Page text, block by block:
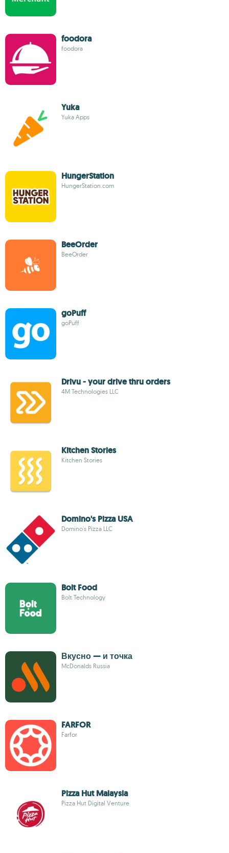
foodora
foodora
Yuka
Yuka Apps
HungerStation
HungerStation.com
BeeOrder
BeeOrder
goPuff
goPuff
Drivu - your drive thru orders
4M Technologies LLC
Kitchen Stories
Kitchen Stories
Domino's Pizza USA
Domino's Pizza LLC
Bolt Food
Bolt Technology
Вкусно — и точка
McDonalds Russia
FARFOR
Farfor
Pizza Hut Malaysia
Pizza Hut Digital Venture